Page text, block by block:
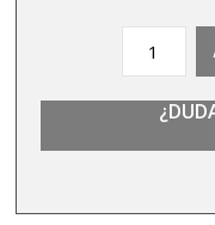
SOUMI